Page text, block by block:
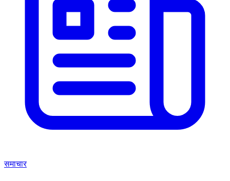
समाचार